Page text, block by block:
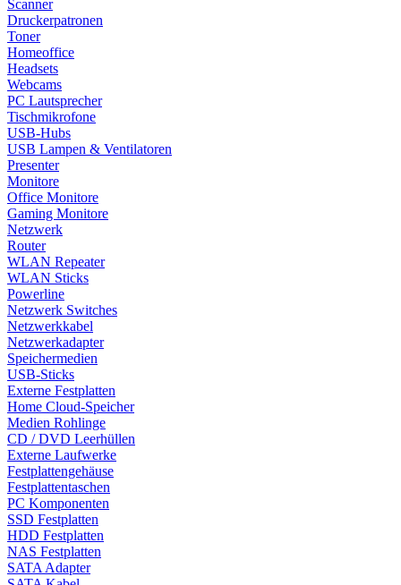
Scanner
Druckerpatronen
Toner
Homeoffice
Headsets
Webcams
PC Lautsprecher
Tischmikrofone
USB-Hubs
USB Lampen & Ventilatoren
Presenter
Monitore
Office Monitore
Gaming Monitore
Netzwerk
Router
WLAN Repeater
WLAN Sticks
Powerline
Netzwerk Switches
Netzwerkkabel
Netzwerkadapter
Speichermedien
USB-Sticks
Externe Festplatten
Home Cloud-Speicher
Medien Rohlinge
CD / DVD Leerhüllen
Externe Laufwerke
Festplattengehäuse
Festplattentaschen
PC Komponenten
SSD Festplatten
HDD Festplatten
NAS Festplatten
SATA Adapter